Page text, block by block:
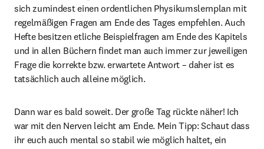
sich zumindest einen ordentlichen Physikumslernplan mit
regelmäßigen Fragen am Ende des Tages empfehlen. Auch
Hefte besitzen etliche Beispielfragen am Ende des Kapitels
und in allen Büchern findet man auch immer zur jeweiligen
Frage die korrekte bzw. erwartete Antwort – daher ist es
tatsächlich auch alleine möglich.
Dann war es bald soweit. Der große Tag rückte näher! Ich
war mit den Nerven leicht am Ende. Mein Tipp: Schaut dass
ihr euch auch mental so stabil wie möglich haltet, ein